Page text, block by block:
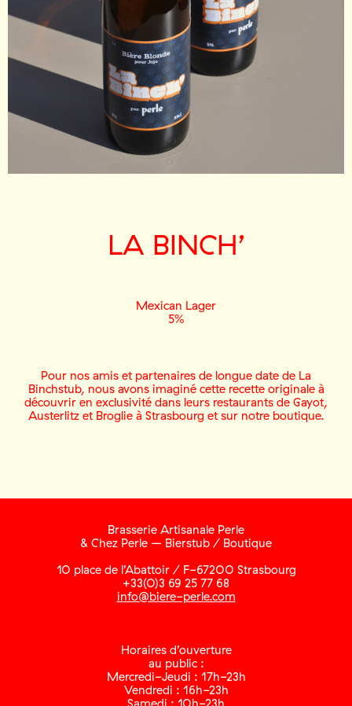
LA BINCH’
Mexican Lager
5%
Pour nos amis et partenaires de longue date de La
Binchstub, nous avons imaginé cette recette originale à
découvrir en exclusivité dans leurs restaurants de Gayot,
Austerlitz et Broglie à Strasbourg et sur notre boutique.
Brasserie Artisanale Perle
& Chez Perle – Bierstub / Boutique
10 place de l’Abattoir / F-67200 Strasbourg
+33(0)3 69 25 77 68
info@biere-perle.com
Horaires d’ouverture
au public :
Mercredi-Jeudi : 17h-23h
Vendredi : 16h-23h